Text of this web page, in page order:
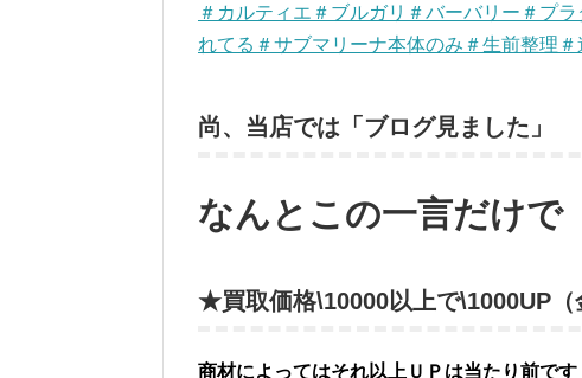
＃カルティエ＃ブルガリ＃バーバリー＃プ
れてる＃サブマリーナ本体のみ＃生前整理
尚、当店では「ブログ見ました」
なんとこの一言だけで
★買取価格\10000以上で\1000UP（
商材によってはそれ以上ＵＰは当たり前です